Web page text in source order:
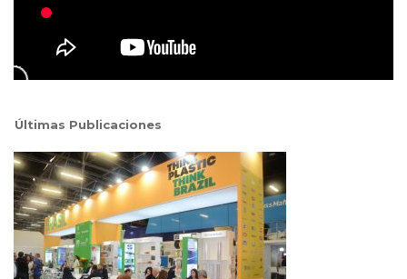
Últimas Publicaciones